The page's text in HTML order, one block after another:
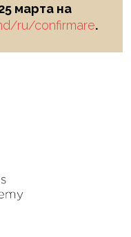
марта на
ru/confirmare.